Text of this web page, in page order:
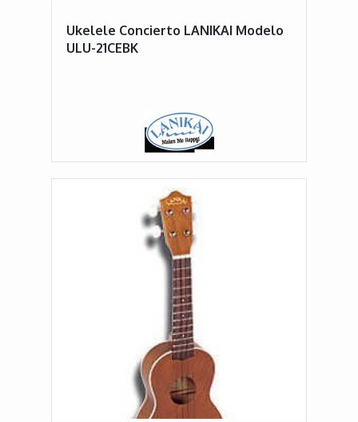
Ukelele Concierto LANIKAI Modelo
ULU-21CEBK